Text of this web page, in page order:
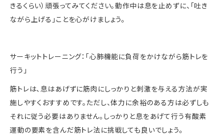
きるくらい）頑張ってみてください。動作中は息を止めずに、「吐き
ながら上げる」ことを心がけましょう。
サーキットトレーニング：「心肺機能に負荷をかけながら筋トレを
行う」
筋トレは、息はあげずに筋肉にしっかりと刺激を与える方法が実
施しやすくおすすめです。ただし、体力に余裕のある方は必ずしも
それに従う必要はありません。しっかりと息をあげて行う有酸素
運動の要素を含んだ筋トレ法に挑戦しても良いでしょう。